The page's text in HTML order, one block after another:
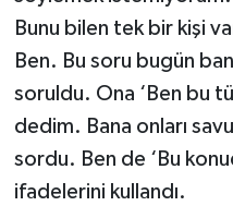
Bunu bilen tek bir kişi
Ben. Bu soru bugün
soruldu. Ona ‘Ben bu
dedim. Bana onları
sordu. Ben de ‘Bu
ifadelerini kullandı.